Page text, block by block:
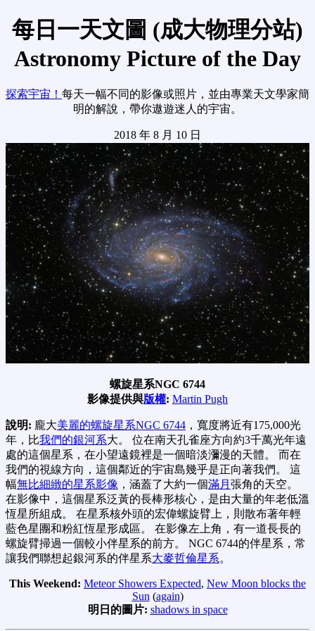
每日一天文圖 (成大物理分站)
Astronomy Picture of the Day
探索宇宙！ 每天一幅不同的影像或照片，並由專業天文學家簡
明的解說，帶你遨遊迷人的宇宙。
2018 年 8 月 10 日
螺旋星系NGC 6744
影像提供與版權: Martin Pugh
說明: 龐大美麗的螺旋星系NGC 6744 ，寬度將近有175,000光
年，比我們的銀河系大。 位在南天孔雀座方向約3千萬光年遠
處的這個星系，在小望遠鏡裡是一個暗淡瀰漫的天體。 而在
我們的視線方向，這個鄰近的宇宙島幾乎是正向著我們。 這
幅無比細緻的星系影像 ，涵蓋了大約一個滿月 張角的天空。
在影像中，這個星系泛黃的長棒形核心，是由大量的年老低溫
恆星所組成。 在星系核外頭的宏偉螺旋臂上，則散布著年輕
藍色星團和粉紅恆星形成區。 在影像左上角，有一道長長的
螺旋臂掃過一個較小伴星系的前方。 NGC 6744的伴星系，常
讓我們聯想起銀河系的伴星系大麥哲倫星系。
This Weekend: Meteor Showers Expected, New Moon blocks the
Sun (again)
明日的圖片: shadows in space